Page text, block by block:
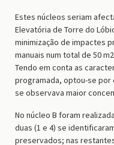
Estes núcleos seriam
Elevatória de Torre do
minimização de impactes
manuais num total de 50
Tendo em conta as
programada, optou-se por
se observava maior
No núcleo B foram
duas (1 e 4) se
preservados; nas